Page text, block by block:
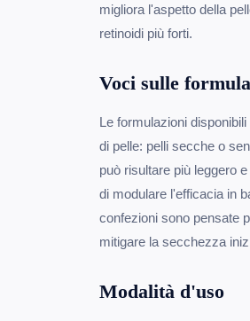
migliora l'aspetto della
retinoidi più forti.
Voci sulle
Le formulazioni
di pelle: pelli secche o
può risultare più leggero
di modulare l'efficacia in
confezioni sono pensate
mitigare la secchezza
Modalità d'uso